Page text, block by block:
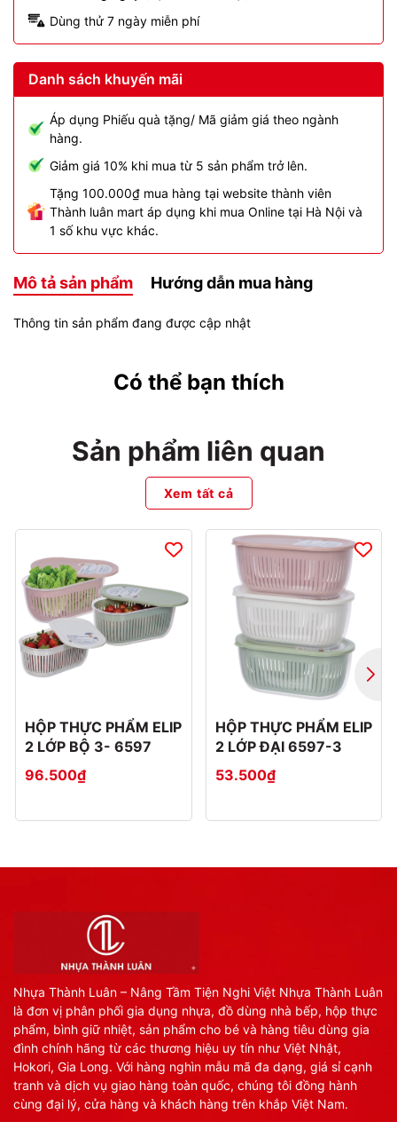
Dùng thử 7 ngày miễn phí
Danh sách khuyến mãi
Áp dụng Phiếu quà tặng/ Mã giảm giá theo ngành
hàng.
Giảm giá 10% khi mua từ 5 sản phẩm trở lên.
Tặng 100.000₫ mua hàng tại website thành viên
Thành luân mart áp dụng khi mua Online tại Hà Nội và
1 số khu vực khác.
Mô tả sản phẩm Hướng dẫn mua hàng
Thông tin sản phẩm đang được cập nhật
Có thể bạn thích
Sản phẩm liên quan
Xem tất cả
HỘP THỰC PHẨM ELIP
2 LỚP BỘ 3- 6597
96.500₫
HỘP THỰC PHẨM ELIP
2 LỚP ĐẠI 6597-3
53.500₫
Nhựa Thành Luân – Nâng Tầm Tiện Nghi Việt Nhựa Thành Luân
là đơn vị phân phối gia dụng nhựa, đồ dùng nhà bếp, hộp thực
phẩm, bình giữ nhiệt, sản phẩm cho bé và hàng tiêu dùng gia
đình chính hãng từ các thương hiệu uy tín như Việt Nhật,
Hokori, Gia Long. Với hàng nghìn mẫu mã đa dạng, giá sỉ cạnh
tranh và dịch vụ giao hàng toàn quốc, chúng tôi đồng hành
cùng đại lý, cửa hàng và khách hàng trên khắp Việt Nam.